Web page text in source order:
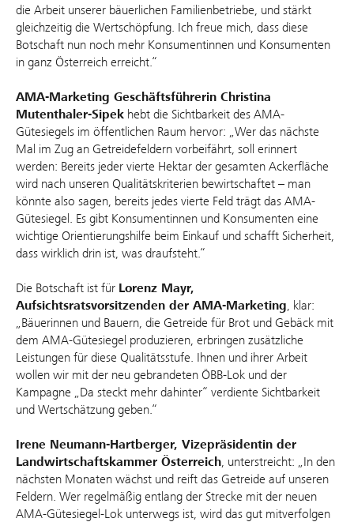
die Arbeit unserer bäuerlichen Familienbetriebe, und stärkt
gleichzeitig die Wertschöpfung. Ich freue mich, dass diese
Botschaft nun noch mehr Konsumentinnen und Konsumenten
in ganz Österreich erreicht.“
AMA-Marketing Geschäftsführerin Christina
Mutenthaler-Sipek hebt die Sichtbarkeit des AMA-
Gütesiegels im öffentlichen Raum hervor: „Wer das nächste
Mal im Zug an Getreidefeldern vorbeifährt, soll erinnert
werden: Bereits jeder vierte Hektar der gesamten Ackerfläche
wird nach unseren Qualitätskriterien bewirtschaftet – man
könnte also sagen, bereits jedes vierte Feld trägt das AMA-
Gütesiegel. Es gibt Konsumentinnen und Konsumenten eine
wichtige Orientierungshilfe beim Einkauf und schafft Sicherheit,
dass wirklich drin ist, was draufsteht.“
Die Botschaft ist für Lorenz Mayr,
Aufsichtsratsvorsitzenden der AMA-Marketing, klar:
„Bäuerinnen und Bauern, die Getreide für Brot und Gebäck mit
dem AMA-Gütesiegel produzieren, erbringen zusätzliche
Leistungen für diese Qualitätsstufe. Ihnen und ihrer Arbeit
wollen wir mit der neu gebrandeten ÖBB-Lok und der
Kampagne „Da steckt mehr dahinter“ verdiente Sichtbarkeit
und Wertschätzung geben.“
Irene Neumann-Hartberger, Vizepräsidentin der
Landwirtschaftskammer Österreich, unterstreicht: „In den
nächsten Monaten wächst und reift das Getreide auf unseren
Feldern. Wer regelmäßig entlang der Strecke mit der neuen
AMA-Gütesiegel-Lok unterwegs ist, wird das gut mitverfolgen